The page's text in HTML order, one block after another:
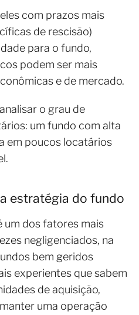
com prazos mais
de rescisão)
para o fundo,
podem ser mais
e de mercado.
o grau de
um fundo com alta
em poucos locatários
estratégia do fundo
um dos fatores mais
negligenciados, na
bem geridos
experientes que sabem
de aquisição,
uma operação